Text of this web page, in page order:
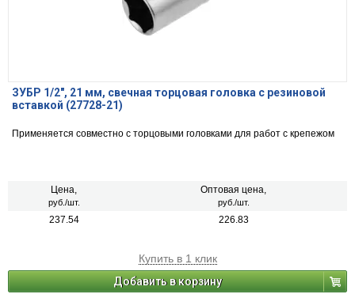
ЗУБР 1/2″, 21 мм, свечная торцовая головка с резиновой
вставкой (27728-21)
Применяется совместно с торцовыми головками для работ с крепежом
Цена,
руб./шт.
Оптовая цена,
руб./шт.
237.54 226.83
Купить в 1 клик
Добавить в корзину